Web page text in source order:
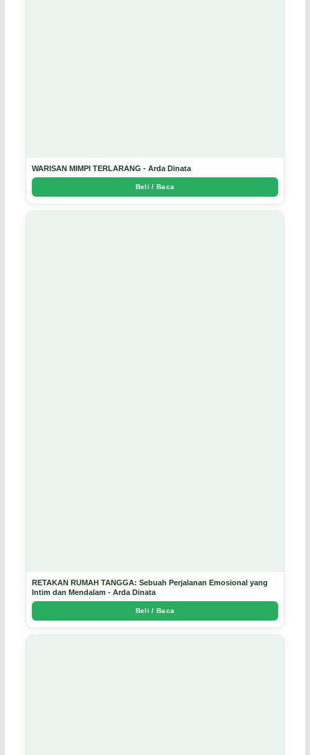
WARISAN MIMPI TERLARANG - Arda Dinata
Beli / Baca
RETAKAN RUMAH TANGGA: Sebuah Perjalanan Emosional yang
Intim dan Mendalam - Arda Dinata
Beli / Baca